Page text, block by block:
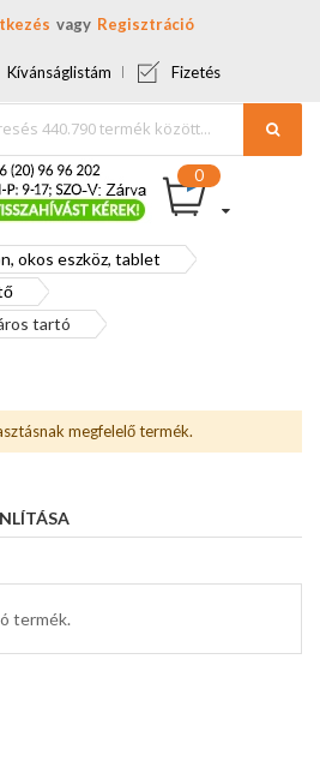
Regisztráció
Kívánságlistám Fizetés
okos eszköz, tablet
tartó
megfelelő termék.
termék.